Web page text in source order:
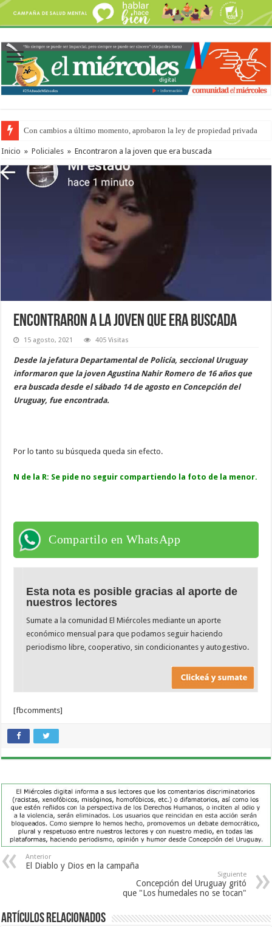
Con cambios a último momento, aprobaron la ley de propiedad privada
Inicio » Policiales » Encontraron a la joven que era buscada
Encontraron a la joven que era buscada
15 agosto, 2021 405 Visitas
Desde la jefatura Departamental de Policía, seccional Uruguay
informaron que la joven Agustina Nahir Romero de 16 años que
era buscada desde el sábado 14 de agosto en Concepción del
Uruguay, fue encontrada.
Por lo tanto su búsqueda queda sin efecto.
N de la R: Se pide no seguir compartiendo la foto de la menor.
Compartilo en WhatsApp
Esta nota es posible gracias al aporte de
nuestros lectores
Sumate a la comunidad El Miércoles mediante un aporte
económico mensual para que podamos seguir haciendo
periodismo libre, cooperativo, sin condicionantes y autogestivo.
[fbcomments]
Anterior
El Diablo y Dios en la campaña
Siguiente
Concepción del Uruguay gritó
que "Los humedales no se tocan"
Artículos Relacionados